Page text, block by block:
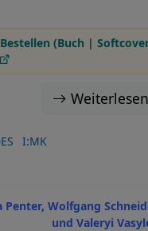
Bestellen (Buch |
Weiterlesen
I:MK
Penter, Wolfgang
und Valeryi